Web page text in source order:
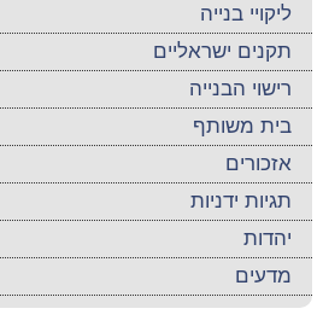
ליקויי בנייה
תקנים ישראליים
רישוי הבנייה
בית משותף
אזכורים
תגיות ידניות
יהדות
מדעים